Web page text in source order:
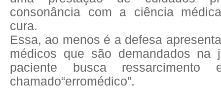
consonância com a ciência
cura.
Essa, ao menos é a defesa
médicos que são demandados na
paciente busca
chamado“erromédico”.